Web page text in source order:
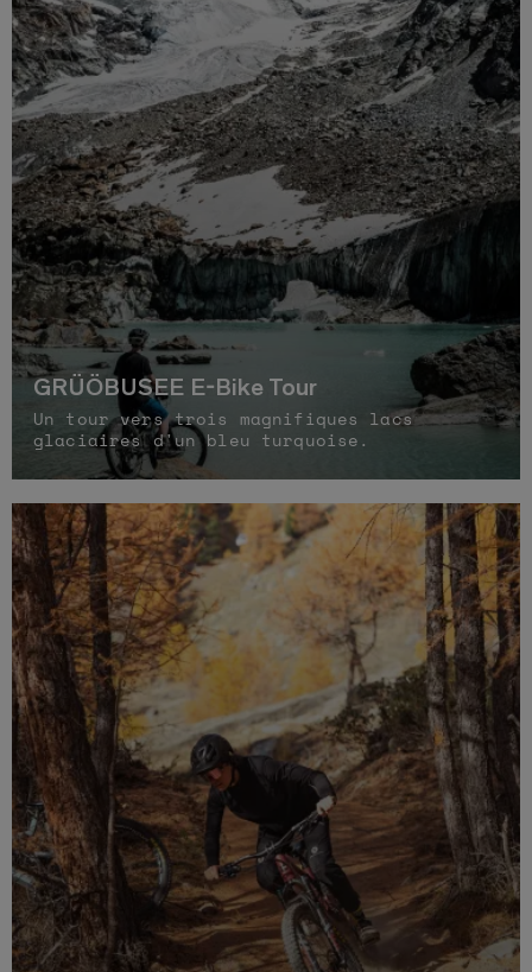
GRÜÖBUSEE E-Bike Tour
Un tour vers trois magnifiques lacs
glaciaires d'un bleu turquoise.